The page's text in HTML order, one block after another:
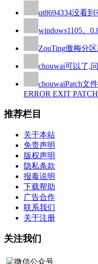
qt8694334没看到
windows1105。
ZouTing傲梅分
chouwai可以了,
chouwaiPatch文
ERROR EXIT
推荐栏目
关于本站
免责声明
版权声明
隐私条款
报毒说明
下载帮助
广告合作
联系我们
关于注册
关注我们